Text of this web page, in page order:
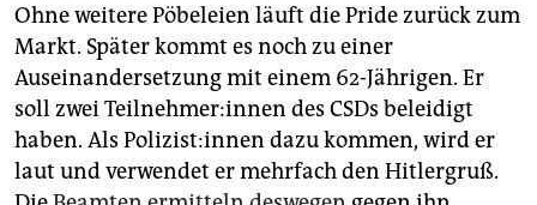
Ohne weitere Pöbeleien läuft die Pride zurück zum
Markt. Später kommt es noch zu einer
Auseinandersetzung mit einem 62-Jährigen. Er
soll zwei Te­il­neh­me­r:in­nen des CSDs beleidigt
haben. Als Po­li­zis­t:in­nen dazu kommen, wird er
laut und verwendet er mehrfach den Hitlergruß.